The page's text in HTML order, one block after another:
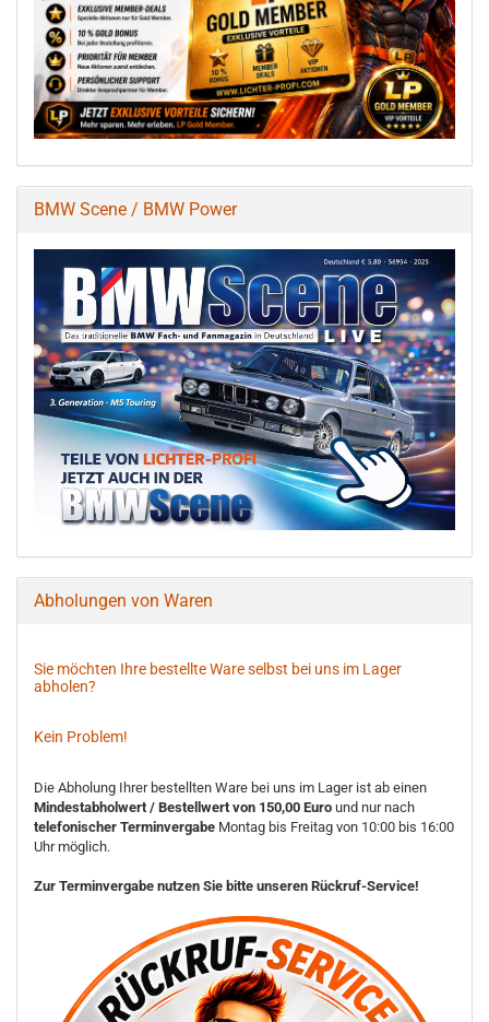
BMW Scene / BMW Power
Abholungen von Waren
Sie möchten Ihre bestellte Ware selbst bei uns im Lager
abholen?
Kein Problem!
Die Abholung Ihrer bestellten Ware bei uns im Lager ist ab einen
Mindestabholwert / Bestellwert von 150,00 Euro und nur nach
telefonischer Terminvergabe Montag bis Freitag von 10:00 bis 16:00
Uhr möglich.
Zur Terminvergabe nutzen Sie bitte unseren Rückruf-Service!